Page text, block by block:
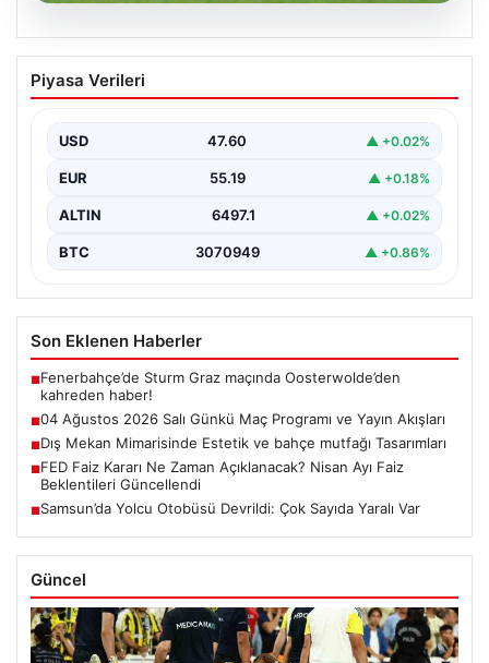
05.08.2026
04 Ağustos 2026 Salı Günkü Maç
Programı ve Yayın Akışları
oldukça hareketli ve heyecan verici bir…
Piyasa Verileri
USD 47.60 ▲ +0.02%
EUR 55.19 ▲ +0.18%
ALTIN 6497.1 ▲ +0.02%
BTC 3070949 ▲ +0.86%
Son Eklenen Haberler
■Fenerbahçe’de Sturm Graz maçında Oosterwolde’den
kahreden haber!
■04 Ağustos 2026 Salı Günkü Maç Programı ve Yayın Akışları
■Dış Mekan Mimarisinde Estetik ve bahçe mutfağı Tasarımları
■FED Faiz Kararı Ne Zaman Açıklanacak? Nisan Ayı Faiz
Beklentileri Güncellendi
■Samsun’da Yolcu Otobüsü Devrildi: Çok Sayıda Yaralı Var
Güncel